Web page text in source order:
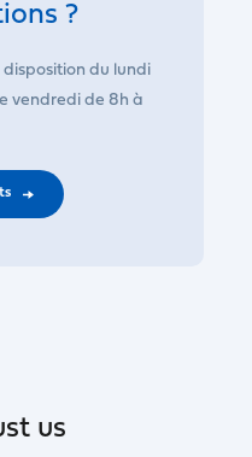
?
du lundi
vendredi de 8h à
us